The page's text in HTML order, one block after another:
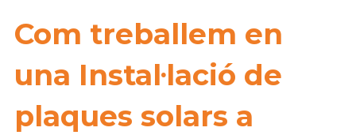
Com treballem en
una Instal·lació de
plaques solars a